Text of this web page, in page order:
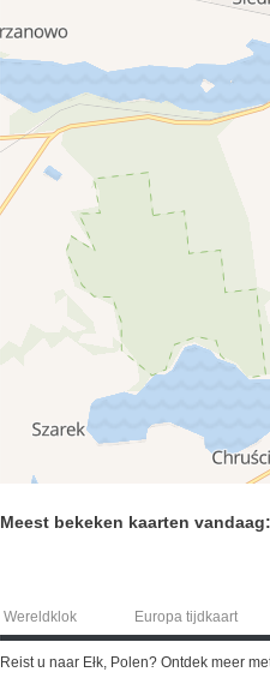
Meest bekeken kaarten vandaag:
Wereldklok Europa tijdkaart
Reist u naar Ełk, Polen? Ontdek meer